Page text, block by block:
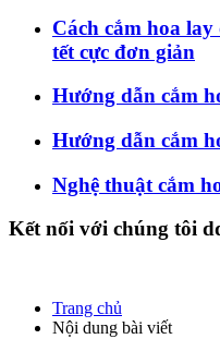
Cách cắm hoa
tết cực đơn giản
Hướng dẫn cắm
Hướng dẫn cắm
Nghệ thuật cắm
Kết nối với chúng tôi
Trang chủ
Nội dung bài viết